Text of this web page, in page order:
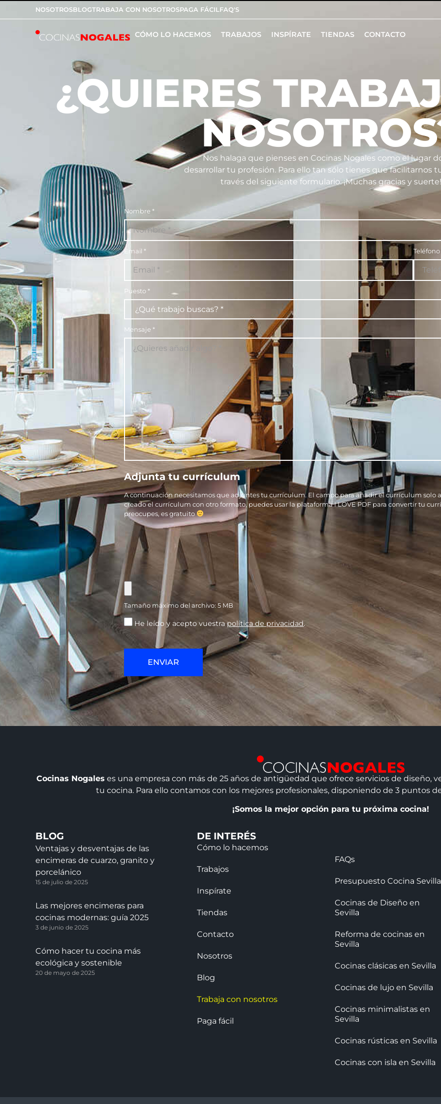
NOSOTROSBLOGTRABAJA CON NOSOTROSPAGA FÁCILFAQ'S
CÓMO LO HACEMOS TRABAJOS INSPÍRATE TIENDAS CONTACTO
¿QUIERES
Nos halaga que pienses en Cocinas Nogales como el lugar
desarrollar tu profesión. Para ello tan sólo tienes que facilitarnos
través del siguiente formulario. ¡Muchas gracias y suerte!
Nombre *
Email * Teléfono
Puesto *
Mensaje *
Adjunta tu currículum
A continuación necesitamos que adjuntes tu currículum. El campo para añadir el currículum solo
creado el currículum con otro formato, puedes usar la plataforma I LOVE PDF para convertir tu
preocupes, es gratuito
Tamaño máximo del archivo: 5 MB
He leído y acepto vuestrapolítica de privacidad.
ENVIAR
Cocinas Nogales es una empresa con más de 25 años de antigüedad que ofrece servicios de diseño,
tu cocina. Para ello contamos con los mejores profesionales, disponiendo de 3 puntos
¡Somos la mejor opción para tu próxima cocina!
BLOG
Ventajas y desventajas de las
encimeras de cuarzo, granito y
porcelánico
15 de julio de 2025
Las mejores encimeras para
cocinas modernas: guía 2025
3 de junio de 2025
Cómo hacer tu cocina más
ecológica y sostenible
20 de mayo de 2025
DE INTERÉS
Cómo lo hacemos
Trabajos
Inspírate
Tiendas
Contacto
Nosotros
Blog
Trabaja con nosotros
Paga fácil
FAQs
Presupuesto Cocina Sevilla
Cocinas de Diseño en
Sevilla
Reforma de cocinas en
Sevilla
Cocinas clásicas en Sevilla
Cocinas de lujo en Sevilla
Cocinas minimalistas en
Sevilla
Cocinas rústicas en Sevilla
Cocinas con isla en Sevilla